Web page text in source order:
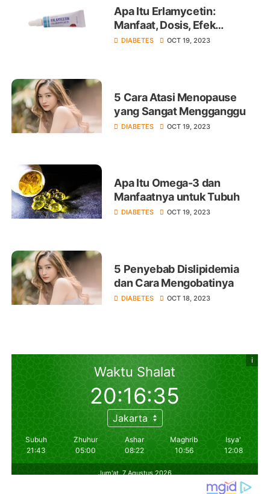
Apa Itu Erlamycetin:
Manfaat, Dosis, Efek
Samping
DIABETES OCT 19, 2023
5 Cara Atasi Menopause
yang Sangat Mengganggu
DIABETES OCT 19, 2023
Apa Itu Omega-3 dan
Manfaatnya untuk Tubuh
DIABETES OCT 19, 2023
5 Penyebab Dislipidemia
dan Cara Mengobatinya
DIABETES OCT 18, 2023